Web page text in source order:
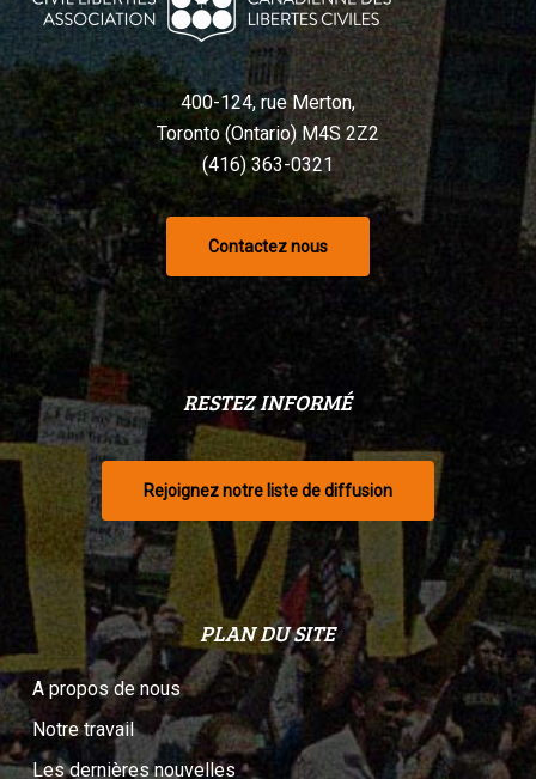
400-124, rue Merton,
Toronto (Ontario) M4S 2Z2
(416) 363-0321
Contactez nous
RESTEZ INFORMÉ
Rejoignez notre liste de diffusion
PLAN DU SITE
A propos de nous
Notre travail
Les dernières nouvelles